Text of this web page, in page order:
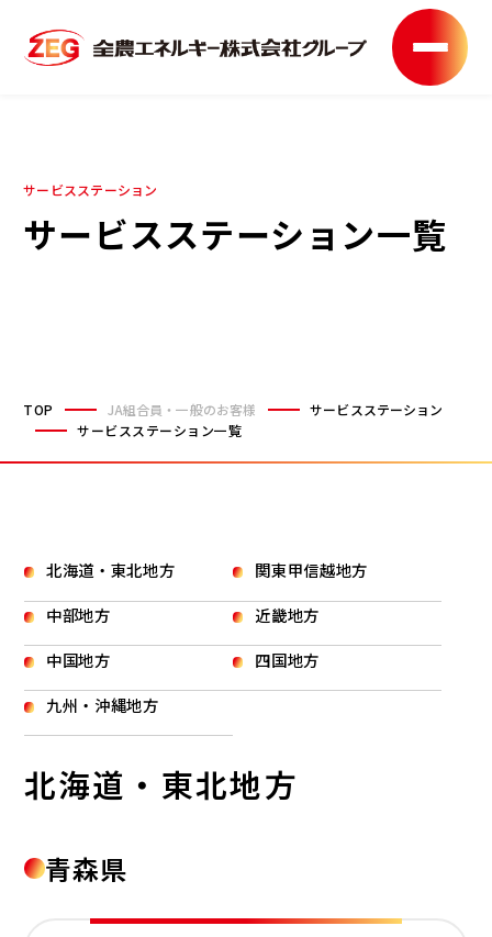
サービスステーション
サービスステーション一覧
TOP JA組合員・一般のお客様
サービスステーション
サービスステーション一覧
北海道・東北地方
関東甲信越地方
中部地方
近畿地方
中国地方
四国地方
九州・沖縄地方
北海道・東北地方
青森県